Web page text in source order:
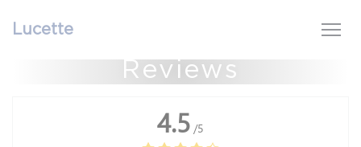
Lucette
Reviews
4.5 /5